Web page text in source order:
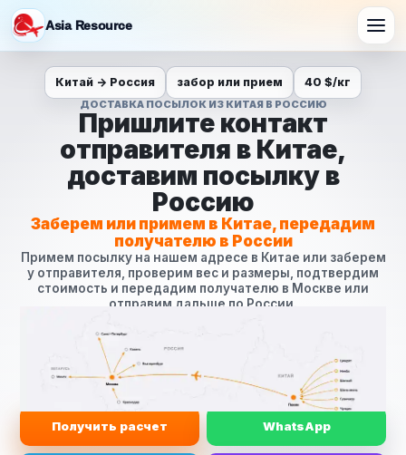
Asia Resource
Доставка
Китай -> Россия забор или прием 40 $/кг
ДОСТАВКА ПОСЫЛОК ИЗ КИТАЯ В РОССИЮ
Пришлите контакт
отправителя в Китае,
доставим посылку в
Россию
Заберем или примем в Китае, передадим
получателю в России
Примем посылку на нашем адресе в Китае или заберем
у отправителя, проверим вес и размеры, подтвердим
стоимость и передадим получателю в Москве или
отправим дальше по России.
Получить расчет WhatsApp